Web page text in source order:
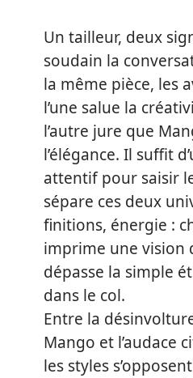
Un tailleur, deux
soudain la
la même pièce, les
l’une salue la
l’autre jure que
l’élégance. Il suffit
attentif pour saisir
sépare ces deux
finitions, énergie :
imprime une vision
dépasse la simple
dans le col.
Entre la
Mango et l’audace
les styles